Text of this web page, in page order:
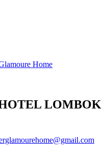
Home
LOMBOK